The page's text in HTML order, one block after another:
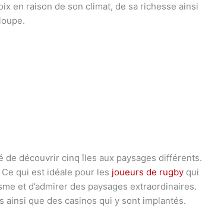
en raison de son climat, de sa richesse ainsi
de découvrir cinq îles aux paysages différents.
qui est idéale pour les joueurs de rugby qui
et d’admirer des paysages extraordinaires.
ainsi que des casinos qui y sont implantés.